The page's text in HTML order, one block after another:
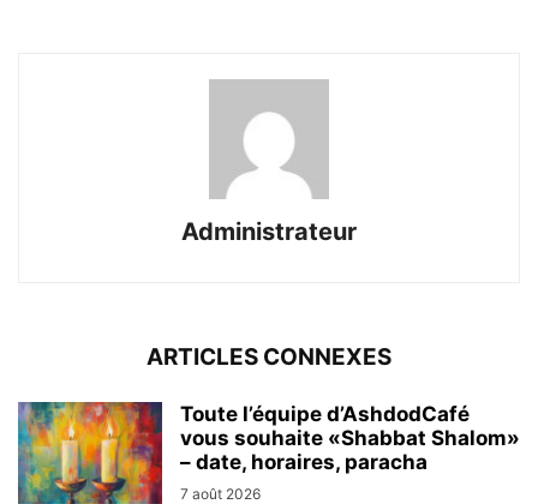
Administrateur
ARTICLES CONNEXES
Toute l’équipe d’AshdodCafé
vous souhaite «Shabbat Shalom»
– date, horaires, paracha
7 août 2026